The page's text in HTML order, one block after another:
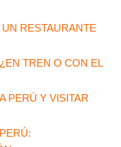
RESTAURANTE
TREN O CON EL
PERÚ Y VISITAR